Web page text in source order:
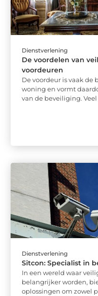
Dienstverlening
De voordelen van
voordeuren
De voordeur is vaak
woning en vormt
van de beveiliging. Veel
Dienstverlening
Sitcon: Specialist in
In een wereld waar
belangrijker worden,
oplossingen om zowel